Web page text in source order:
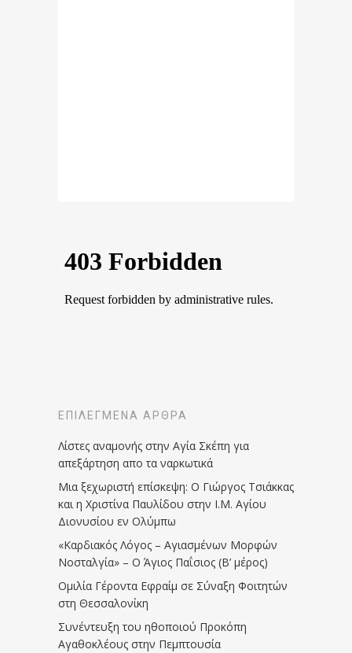
ΕΠΙΛΕΓΜΈΝΑ ΆΡΘΡΑ
Λίστες αναμονής στην Αγία Σκέπη για
απεξάρτηση απο τα ναρκωτικά
Μια ξεχωριστή επίσκεψη: Ο Γιώργος Τσιάκκας
και η Χριστίνα Παυλίδου στην Ι.Μ. Αγίου
Διονυσίου εν Ολύμπω
«Καρδιακός Λόγος – Αγιασμένων Μορφών
Νοσταλγία» – Ο Άγιος Παΐσιος (Β’ μέρος)
Ομιλία Γέροντα Εφραίμ σε Σύναξη Φοιτητών
στη Θεσσαλονίκη
Συνέντευξη του ηθοποιού Προκόπη
Αγαθοκλέους στην Πεμπτουσία